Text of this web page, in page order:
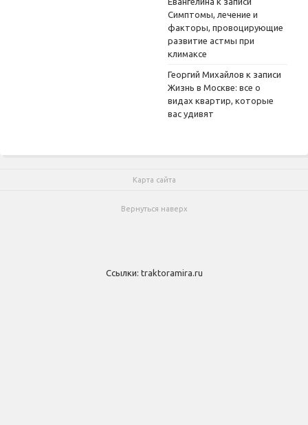
Симптомы, лечение и
факторы, провоцирующие
развитие астмы при
климаксе
Георгий Михайлов к записи
Жизнь в Москве: все о
видах квартир, которые
вас удивят
Карта сайта
Вернуться наверх
Ссылки: traktoramira.ru